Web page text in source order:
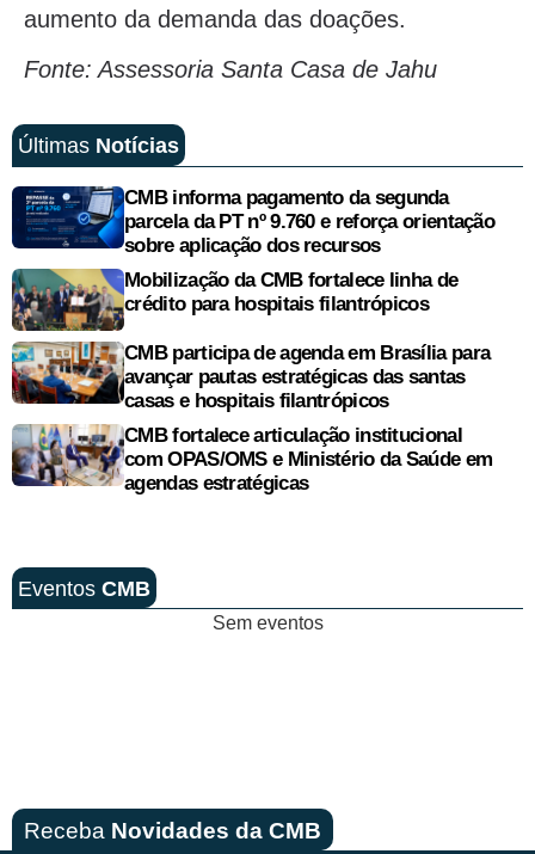
aumento da demanda das doações.
Fonte: Assessoria Santa Casa de Jahu
Últimas Notícias
CMB informa pagamento da segunda
parcela da PT nº 9.760 e reforça orientação
sobre aplicação dos recursos
Mobilização da CMB fortalece linha de
crédito para hospitais filantrópicos
CMB participa de agenda em Brasília para
avançar pautas estratégicas das santas
casas e hospitais filantrópicos
CMB fortalece articulação institucional
com OPAS/OMS e Ministério da Saúde em
agendas estratégicas
Eventos CMB
Sem eventos
Receba Novidades da CMB